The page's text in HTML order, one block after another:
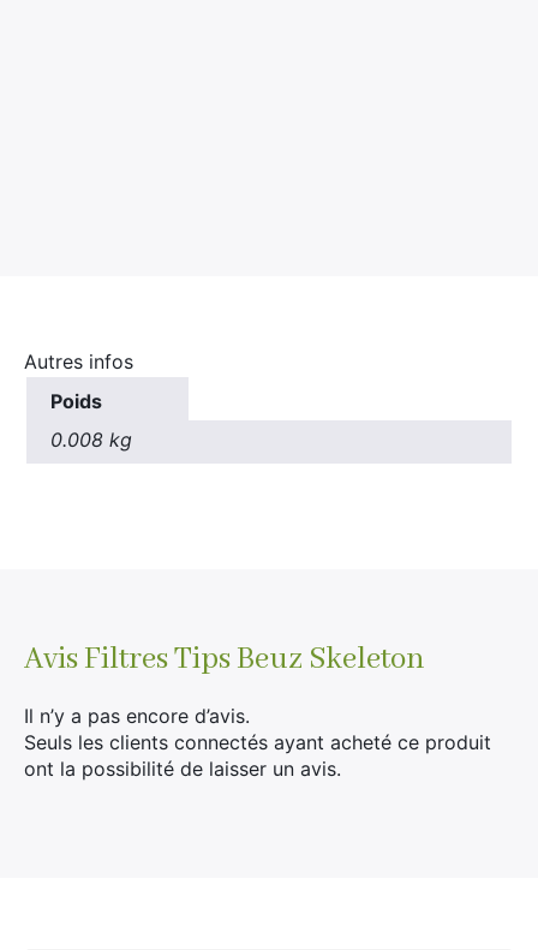
Autres infos
Poids
0.008 kg
AvisFiltres Tips Beuz Skeleton
Il n’y a pas encore d’avis.
Seuls les clients connectés ayant acheté ce produit
ont la possibilité de laisser un avis.